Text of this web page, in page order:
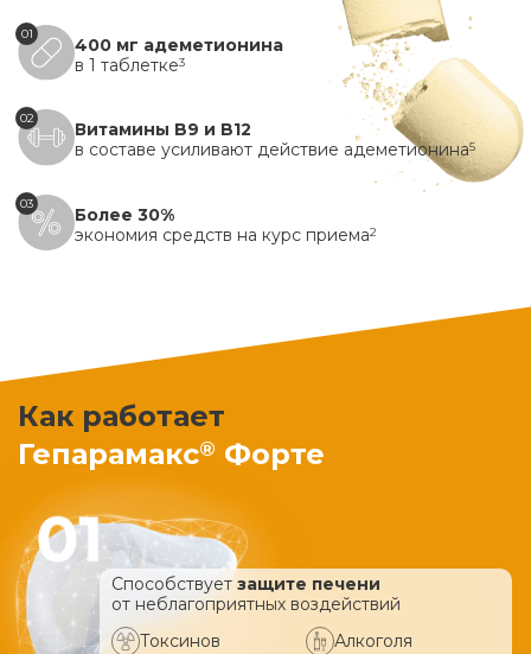
01
400 мг адеметионина
в 1 таблетке3
02
Витамины B9 и B12
в составе усиливают действие адеметионина5
03
Более 30%
экономия средств на курс приема2
Как работает
Гепарамакс® Форте
Способствует защите печени
от неблагоприятных воздействий
Токсинов
Алкоголя